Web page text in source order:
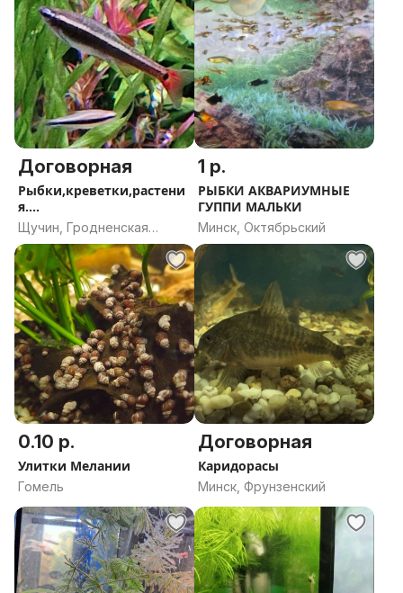
Договорная
Рыбки,креветки,растени
я....
Щучин, Гродненская
область
1 р.
РЫБКИ АКВАРИУМНЫЕ
ГУППИ МАЛЬКИ
Минск, Октябрьский
0.10 р.
Улитки Мелании
Гомель
Договорная
Каридорасы
Минск, Фрунзенский